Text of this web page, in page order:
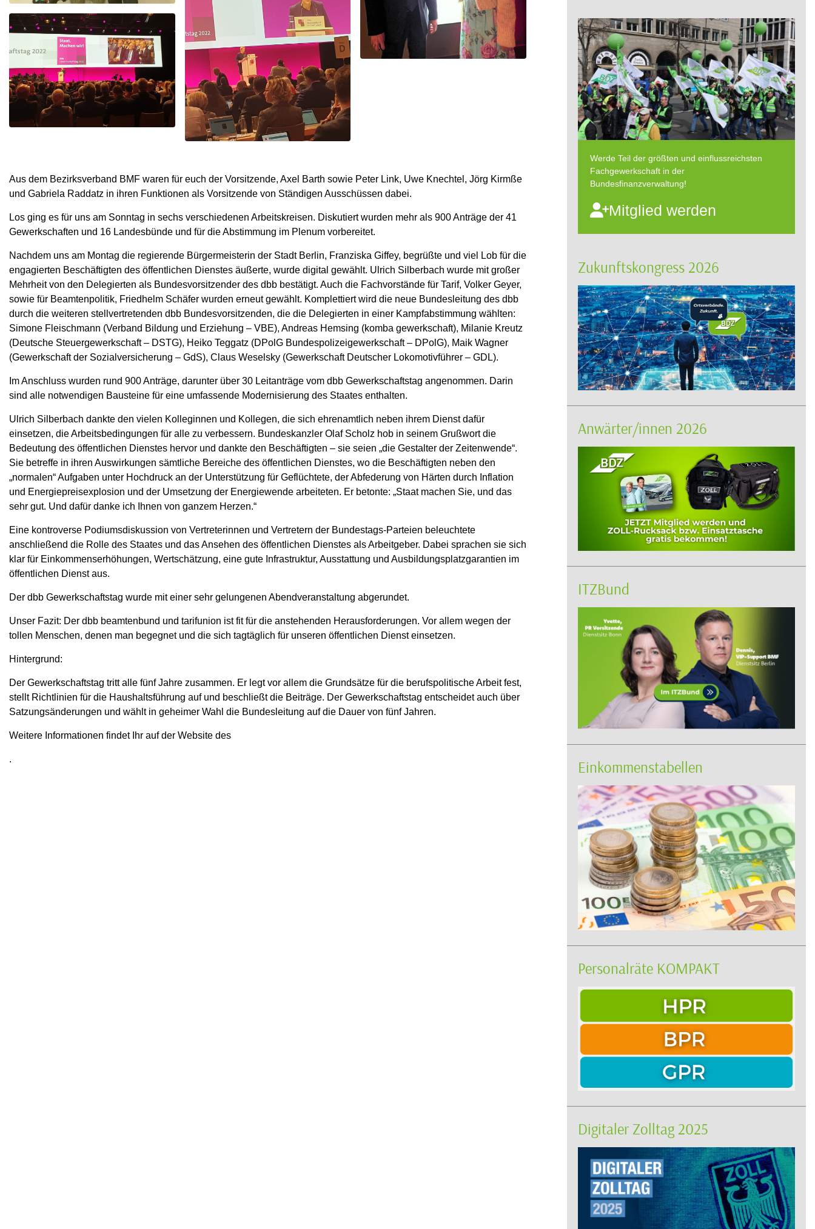
Aus dem Bezirksverband BMF waren für euch der Vorsitzende, Axel Barth sowie Peter Link, Uwe Knechtel, Jörg Kirmße
und Gabriela Raddatz in ihren Funktionen als Vorsitzende von Ständigen Ausschüssen dabei.
Los ging es für uns am Sonntag in sechs verschiedenen Arbeitskreisen. Diskutiert wurden mehr als 900 Anträge der 41
Gewerkschaften und 16 Landesbünde und für die Abstimmung im Plenum vorbereitet.
Nachdem uns am Montag die regierende Bürgermeisterin der Stadt Berlin, Franziska Giffey, begrüßte und viel Lob für die
engagierten Beschäftigten des öffentlichen Dienstes äußerte, wurde digital gewählt. Ulrich Silberbach wurde mit großer
Mehrheit von den Delegierten als Bundesvorsitzender des dbb bestätigt. Auch die Fachvorstände für Tarif, Volker Geyer,
sowie für Beamtenpolitik, Friedhelm Schäfer wurden erneut gewählt. Komplettiert wird die neue Bundesleitung des dbb
durch die weiteren stellvertretenden dbb Bundesvorsitzenden, die die Delegierten in einer Kampfabstimmung wählten:
Simone Fleischmann (Verband Bildung und Erziehung – VBE), Andreas Hemsing (komba gewerkschaft), Milanie Kreutz
(Deutsche Steuergewerkschaft – DSTG), Heiko Teggatz (DPolG Bundespolizeigewerkschaft – DPolG), Maik Wagner
(Gewerkschaft der Sozialversicherung – GdS), Claus Weselsky (Gewerkschaft Deutscher Lokomotivführer – GDL).
Im Anschluss wurden rund 900 Anträge, darunter über 30 Leitanträge vom dbb Gewerkschaftstag angenommen. Darin
sind alle notwendigen Bausteine für eine umfassende Modernisierung des Staates enthalten.
Ulrich Silberbach dankte den vielen Kolleginnen und Kollegen, die sich ehrenamtlich neben ihrem Dienst dafür
einsetzen, die Arbeitsbedingungen für alle zu verbessern. Bundeskanzler Olaf Scholz hob in seinem Grußwort die
Bedeutung des öffentlichen Dienstes hervor und dankte den Beschäftigten – sie seien „die Gestalter der Zeitenwende“.
Sie betreffe in ihren Auswirkungen sämtliche Bereiche des öffentlichen Dienstes, wo die Beschäftigten neben den
„normalen“ Aufgaben unter Hochdruck an der Unterstützung für Geflüchtete, der Abfederung von Härten durch Inflation
und Energiepreisexplosion und der Umsetzung der Energiewende arbeiteten. Er betonte: „Staat machen Sie, und das
sehr gut. Und dafür danke ich Ihnen von ganzem Herzen.“
Eine kontroverse Podiumsdiskussion von Vertreterinnen und Vertretern der Bundestags-Parteien beleuchtete
anschließend die Rolle des Staates und das Ansehen des öffentlichen Dienstes als Arbeitgeber. Dabei sprachen sie sich
klar für Einkommenserhöhungen, Wertschätzung, eine gute Infrastruktur, Ausstattung und Ausbildungsplatzgarantien im
öffentlichen Dienst aus.
Der dbb Gewerkschaftstag wurde mit einer sehr gelungenen Abendveranstaltung abgerundet.
Unser Fazit: Der dbb beamtenbund und tarifunion ist fit für die anstehenden Herausforderungen. Vor allem wegen der
tollen Menschen, denen man begegnet und die sich tagtäglich für unseren öffentlichen Dienst einsetzen.
Hintergrund:
Der Gewerkschaftstag tritt alle fünf Jahre zusammen. Er legt vor allem die Grundsätze für die berufspolitische Arbeit fest,
stellt Richtlinien für die Haushaltsführung auf und beschließt die Beiträge. Der Gewerkschaftstag entscheidet auch über
Satzungsänderungen und wählt in geheimer Wahl die Bundesleitung auf die Dauer von fünf Jahren.
Weitere Informationen findet Ihr auf der Website des
.
Werde Teil der größten und einflussreichsten
Fachgewerkschaft in der
Bundesfinanzverwaltung!
Mitglied werden
Zukunftskongress 2026
Anwärter/innen 2026
ITZBund
Einkommenstabellen
Personalräte KOMPAKT
Digitaler Zolltag 2025